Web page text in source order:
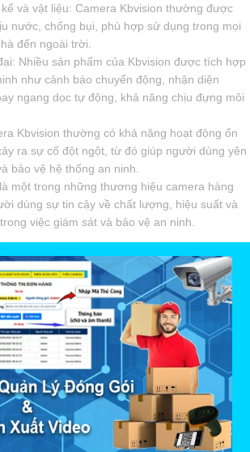
và vật liệu: Camera Kbvision thường được
nước, chống bụi, phù hợp sử dụng trong mọi
đến ngoài trời.
Nhiều sản phẩm của Kbvision được tích hợp
như cảnh báo chuyển động, nhận diện
ngang dọc tự động, khả năng chịu đựng môi
Kbvision thường có khả năng hoạt động ổn
ra sự cố đột ngột, từ đó giúp người dùng yên
bảo vệ hệ thống an ninh.
một trong những thương hiệu camera hàng
dùng sự tin cậy về chất lượng, hiệu suất và
việc giám sát và bảo vệ an ninh.